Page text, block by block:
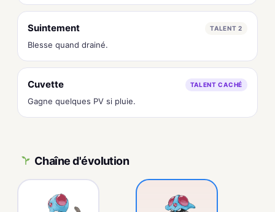
Suintement TALENT 2
Blesse quand drainé.
Cuvette TALENT CACHÉ
Gagne quelques PV si pluie.
Chaîne d'évolution